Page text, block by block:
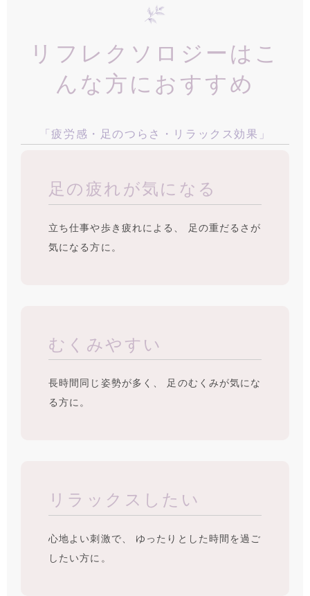
リフレクソロジーはこ
んな方におすすめ
「疲労感・足のつらさ・リラックス効果」
足の疲れが気になる
立ち仕事や歩き疲れによる、 足の重だるさが
気になる方に。
むくみやすい
長時間同じ姿勢が多く、 足のむくみが気にな
る方に。
リラックスしたい
心地よい刺激で、 ゆったりとした時間を過ご
したい方に。